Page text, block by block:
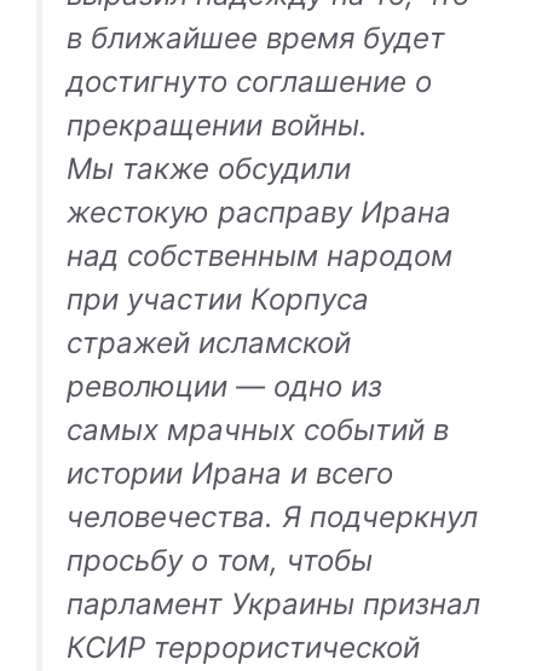
в ближайшее время будет
достигнуто соглашение о
прекращении войны.
Мы также обсудили
жестокую расправу Ирана
над собственным народом
при участии Корпуса
стражей исламской
революции — одно из
самых мрачных событий в
истории Ирана и всего
человечества. Я подчеркнул
просьбу о том, чтобы
парламент Украины признал
КСИР террористической